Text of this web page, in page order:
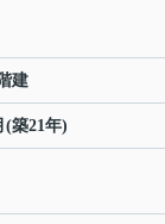
建
(築21年)